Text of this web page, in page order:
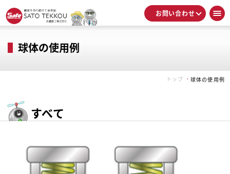
お問い合わせ
球体の使用例
トップ 球体の使用例
すべて